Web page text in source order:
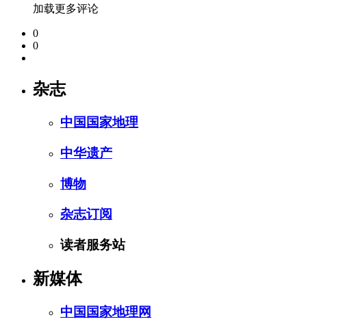
加载更多评论
0
0
杂志
中国国家地理
中华遗产
博物
杂志订阅
读者服务站
新媒体
中国国家地理网